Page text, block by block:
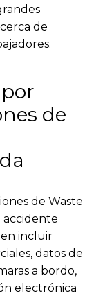
de
de
de Waste
accidente
incluir
datos de
a bordo,
electrónica